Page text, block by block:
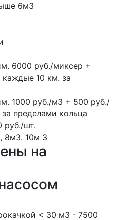
6м3
6000 руб./миксер +
10 км. за
1000 руб./м3 + 500 руб./
пределами кольца
руб./шт.
8м3. 10м 3
на
< 30 м3 - 7500